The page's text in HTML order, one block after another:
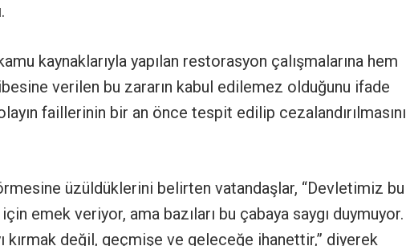
kaynaklarıyla yapılan restorasyon çalışmalarına hem
verilen bu zararın kabul edilemez olduğunu ifade
faillerinin bir an önce tespit edilip cezalandırılmasını
üzüldüklerini belirten vatandaşlar, “Devletimiz bu
emek veriyor, ama bazıları bu çabaya saygı duymuyor.
kırmak değil, geçmişe ve geleceğe ihanettir,” diyerek